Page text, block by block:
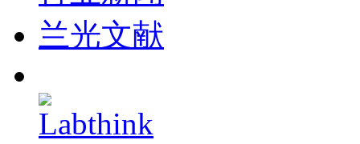
兰光文献